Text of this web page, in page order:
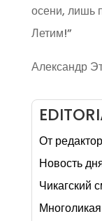
осени, лишь
Летим!”
Александр
От
Новость
Чикагский